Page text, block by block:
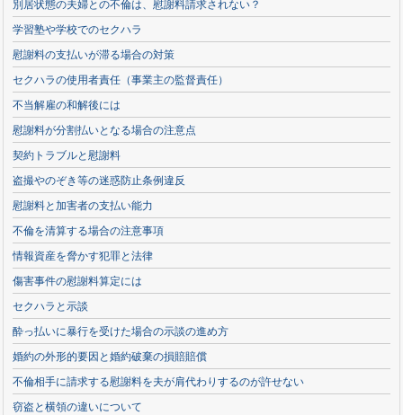
別居状態の夫婦との不倫は、慰謝料請求されない？
学習塾や学校でのセクハラ
慰謝料の支払いが滞る場合の対策
セクハラの使用者責任（事業主の監督責任）
不当解雇の和解後には
慰謝料が分割払いとなる場合の注意点
契約トラブルと慰謝料
盗撮やのぞき等の迷惑防止条例違反
慰謝料と加害者の支払い能力
不倫を清算する場合の注意事項
情報資産を脅かす犯罪と法律
傷害事件の慰謝料算定には
セクハラと示談
酔っ払いに暴行を受けた場合の示談の進め方
婚約の外形的要因と婚約破棄の損賠賠償
不倫相手に請求する慰謝料を夫が肩代わりするのが許せない
窃盗と横領の違いについて